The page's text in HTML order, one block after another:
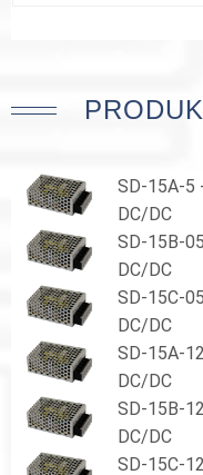
SD-15A-5
DC/DC
SD-15B-
DC/DC
SD-15C-
DC/DC
SD-15A-
DC/DC
SD-15B-
DC/DC
SD-15C-